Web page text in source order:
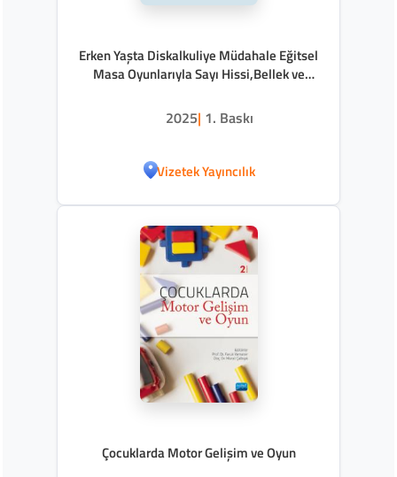
Erken Yaşta Diskalkuliye Müdahale Eğitsel
Masa Oyunlarıyla Sayı Hissi,Bellek ve
2025| 1. Baskı
Vizetek Yayıncılık
Çocuklarda Motor Gelişim ve Oyun